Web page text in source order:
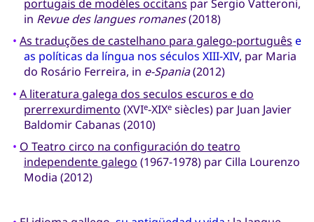
portugais de modèles occitans par Sergio Vatteroni,
in Revue des langues romanes(2018)
• As traduções de castelhano para galego-português e
as políticas da língua nos séculos XIII-XIV, par Maria
do Rosário Ferreira, in e-Spania(2012)
• A literatura galega dos seculos escuros e do
prerrexurdimento (XVIe-XIXesiècles) par Juan Javier
Baldomir Cabanas (2010)
• O Teatro circo na configuración do teatro
independente galego (1967-1978) par Cilla Lourenzo
Modia (2012)